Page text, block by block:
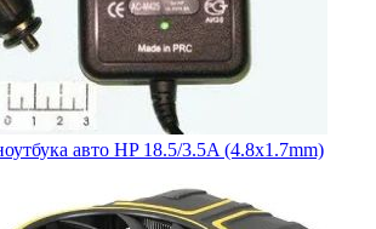
авто HP 18.5/3.5A (4.8x1.7mm)